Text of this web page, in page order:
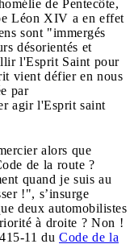
de Pentecôte,
Léon XIV a en effet
sont "immergés
désorientés et
l'Esprit Saint pour
vient défier en nous
par
agir l'Esprit saint
alors que
de la route ?
quand je suis au
!", s’insurge
deux automobilistes
à droite ? Non !
11 du Code de la